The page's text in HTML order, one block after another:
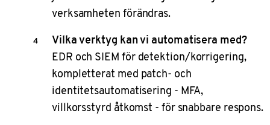
verksamheten förändras.
Vilka verktyg kan vi automatisera med?
EDR och SIEM för detektion/korrigering,
kompletterat med patch‑ och
identitetsautomatisering - MFA,
villkorsstyrd åtkomst - för snabbare respons.